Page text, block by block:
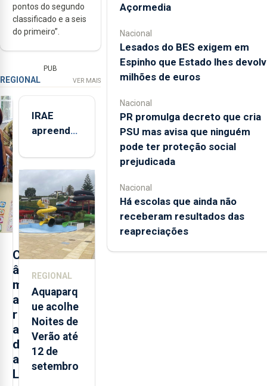
pontos do segundo
classificado e a seis
do primeiro”.
PUB
REGIONAL VER MAIS
C
â
m
a
r
a
d
a
L
IRAE
apreendeu
toneladas
de
alimentos
entre
2021 e
2025 nos
Açores
REGIONAL
Aquaparq
ue acolhe
Noites de
Verão até
12 de
setembro
Açormedia
Nacional
Lesados do BES exigem em
Espinho que Estado lhes
milhões de euros
Nacional
PR promulga decreto que cria
PSU mas avisa que ninguém
pode ter proteção social
prejudicada
Nacional
Há escolas que ainda não
receberam resultados das
reapreciações